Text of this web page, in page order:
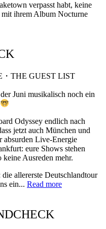
verpasst habt, keine
mit ihrem Album Nocturne
THE GUEST LIST
Juni musikalisch noch ein
Odyssey endlich nach
jetzt auch München und
absurden Live-Energie
eure Shows stehen
Ausreden mehr.
allererste Deutschlandtour
ein... Read more